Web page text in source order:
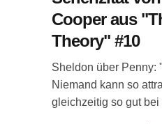
Cooper aus
Theory" #10
Sheldon über Penny:
Niemand kann so
gleichzeitig so gut